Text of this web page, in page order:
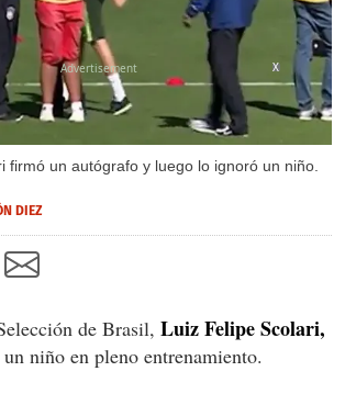
firmó un autógrafo y luego lo ignoró un niño.
X
DIEZ
de Brasil, Luiz Felipe Scolari,
niño en pleno entrenamiento.